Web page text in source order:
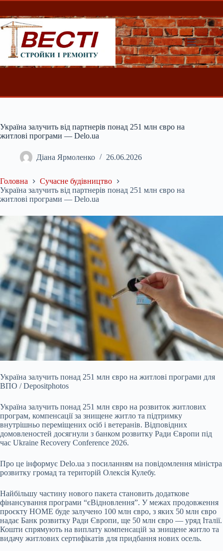
Перейти
вмісту
Україна залучить від партнерів понад 251 млн євро на
житлові програми — Delo.ua
Діана Ярмоленко 26.06.2026
Головна
Сучасне будівництво
Україна залучить від партнерів понад 251 млн євро на
житлові програми — Delo.ua
Україна залучить понад 251 млн євро на житлові програми для
ВПО / Depositphotos
Україна залучить понад 251 млн євро на розвиток житлових
програм, компенсації за знищене житло та підтримку
внутрішньо переміщених осіб і ветеранів. Відповідних
домовленостей досягнули з банком розвитку Ради Європи під
час Ukraine Recovery Conference 2026.
Про це інформує Delo.ua з посиланням на повідомлення міністра
розвитку громад та територій Олексія Кулебу.
Найбільшу частину нового пакета становить додаткове
фінансування програми “єВідновлення”. У межах продовження
проєкту HOME буде залучено 100 млн євро, з яких 50 млн євро
надає Банк розвитку Ради Європи, ще 50 млн євро — уряд Італії.
Кошти спрямують на виплату компенсацій за знищене житло та
видачу житлових сертифікатів для придбання нових осель.